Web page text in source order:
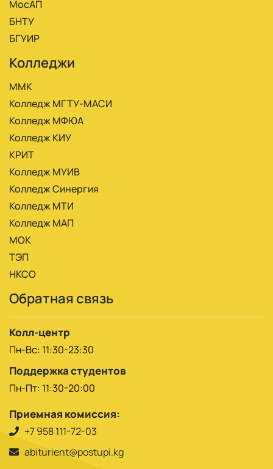
МосАП
БНТУ
БГУИР
Колледжи
ММК
Колледж МГТУ-МАСИ
Колледж МФЮА
Колледж КИУ
КРИТ
Колледж МУИВ
Колледж Синергия
Колледж МТИ
Колледж МАП
МОК
ТЭП
НКСО
Обратная связь
Колл-центр
Пн-Вс: 11:30-23:30
Поддержка студентов
Пн-Пт: 11:30-20:00
Приемная комиссия:
+7 958 111-72-03
abiturient@postupi.kg